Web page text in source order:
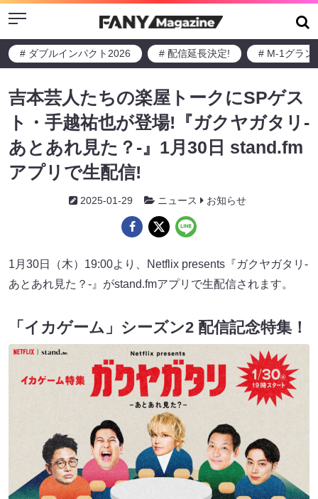
Menu
# ダブルインパクト2026 # 配信延長決定! # M-1グラン
吉本芸人たちの楽屋トークにSPゲス
ト・手越祐也が登場!『ガクヤガタリ-
あとあれ見た？-』1月30日 stand.fm
アプリで生配信!
2025-01-29 ニュース お知らせ
1月30日（木）19:00より、Netflix presents『ガクヤガタリ-
あとあれ見た？-』がstand.fmアプリで生配信されます。
「イカゲーム」シーズン2 配信記念特集！